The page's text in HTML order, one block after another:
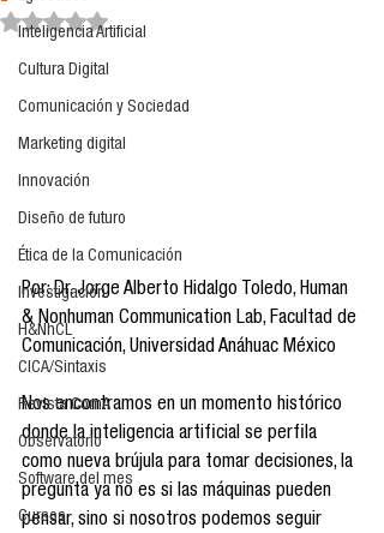
Inteligencia Artificial
Cultura Digital
Comunicación y Sociedad
Marketing digital
Innovación
Diseño de futuro
Ética de la Comunicación
Investigación
H&NhCL
CICA/Sintaxis
Revista ComA
Observatorio
Software del mes
Cursos
Obtuvo NaN de 5 estrellas.
Por: Dr. Jorge Alberto Hidalgo Toledo, Human
& Nonhuman Communication Lab, Facultad de
Comunicación, Universidad Anáhuac México
Nos encontramos en un momento histórico
donde la inteligencia artificial se perfila
como nueva brújula para tomar decisiones, la
pregunta ya no es si las máquinas pueden
pensar, sino si nosotros podemos seguir